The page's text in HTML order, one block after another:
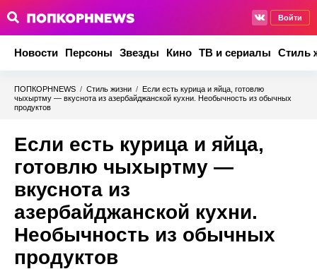
Войти
Новости Персоны Звезды Кино ТВ и сериалы Стиль
ПОПКОРНNEWS / Стиль жизни / Если есть курица и яйца, готовлю
чыхыртму — вкуснота из азербайджанской кухни. Необычность из обычных
продуктов
Если есть курица и яйца,
готовлю чыхыртму —
вкуснота из
азербайджанской кухни.
Необычность из обычных
продуктов